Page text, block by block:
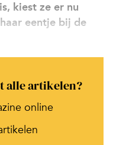
kiest ze er nu
eentje bij de
alle artikelen?
online